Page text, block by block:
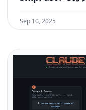
Sep 10, 2025